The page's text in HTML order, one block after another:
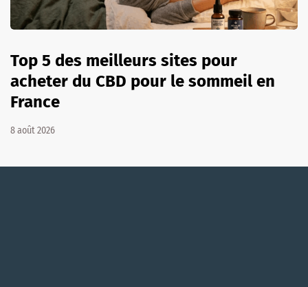
Top 5 des meilleurs sites pour
acheter du CBD pour le sommeil en
France
8 août 2026